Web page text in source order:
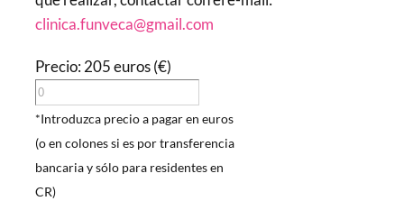
clinica.funveca@gmail.com
Precio: 205 euros (€)
*Introduzca precio a pagar en euros
(o en colones si es por transferencia
bancaria y sólo para residentes en
CR)